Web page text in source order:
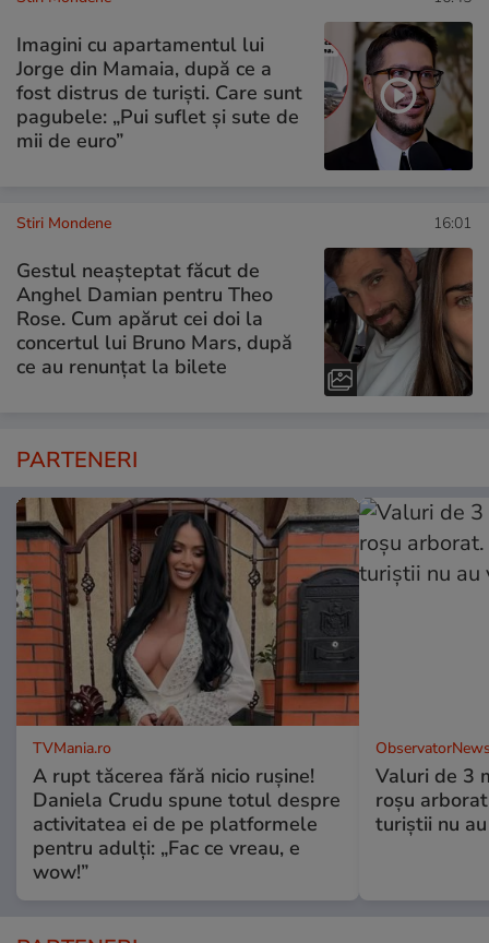
Imagini cu apartamentul lui
Jorge din Mamaia, după ce a
fost distrus de turiști. Care sunt
pagubele: „Pui suflet și sute de
mii de euro”
Stiri Mondene 16:01
Gestul neașteptat făcut de
Anghel Damian pentru Theo
Rose. Cum apărut cei doi la
concertul lui Bruno Mars, după
ce au renunțat la bilete
PARTENERI
TVMania.ro
A rupt tăcerea fără nicio rușine!
Daniela Crudu spune totul despre
activitatea ei de pe platformele
pentru adulți: „Fac ce vreau, e
wow!”
Valuri de 3
roşu
turiştii nu